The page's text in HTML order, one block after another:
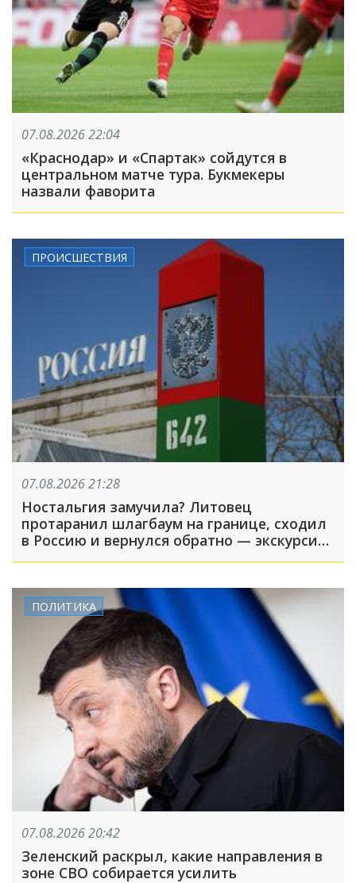
07.08.2026 22:04
«Краснодар» и «Спартак» сойдутся в
центральном матче тура. Букмекеры
назвали фаворита
ПРОИСШЕСТВИЯ
07.08.2026 21:28
Ностальгия замучила? Литовец
протаранил шлагбаум на границе, сходил
в Россию и вернулся обратно — экскурсия
ПОЛИТИКА
07.08.2026 20:42
Зеленский раскрыл, какие направления в
зоне СВО собирается усилить